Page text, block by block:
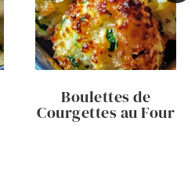
Boulettes de
Courgettes au Four